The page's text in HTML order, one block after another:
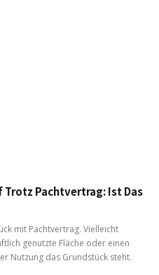
Pachtvertrag: Ist Das
mit Pachtvertrag. Vielleicht
genutzte Fläche oder einen
Nutzung das Grundstück steht.